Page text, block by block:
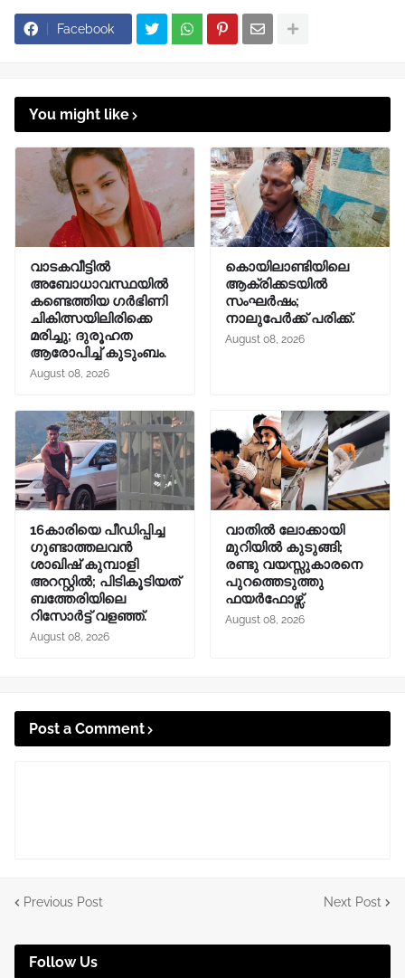
Facebook
You might like
വാടകവീട്ടില്‍
അബോധാവസ്ഥയില്‍
കണ്ടെത്തിയ ഗര്‍ഭിണി
ചികിത്സയിലിരിക്കെ
മരിച്ചു; ദുരൂഹത
ആരോപിച്ച് കുടുംബം.
August 08, 2026
കൊയിലാണ്ടിയിലെ
ആക്രിക്കടയിൽ
സംഘർഷം;
നാലുപേർക്ക് പരിക്ക്.
August 08, 2026
16കാരിയെ പീഡിപ്പിച്ച
ഗുണ്ടാത്തലവൻ
ശാഖിഷ് കുമ്പാളി
അറസ്റ്റിൽ; പിടികൂടിയത്
ബത്തേരിയിലെ
റിസോർട്ട് വളഞ്ഞ്.
August 08, 2026
വാതിൽ ലോക്കായി
മുറിയിൽ കുടുങ്ങി;
രണ്ടു വയസ്സുകാരനെ
പുറത്തെടുത്തു
ഫയർഫോഴ്സ്.
August 08, 2026
Post a Comment
Previous Post Next Post
Follow Us